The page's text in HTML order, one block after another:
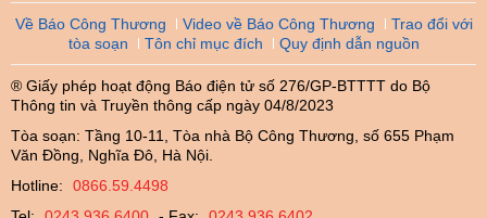
Về Báo Công Thương Video về Báo Công Thương
Trao đổi với
tòa soạn
Tôn chỉ mục đích Quy định dẫn nguồn
® Giấy phép hoạt động Báo điện tử số 276/GP-BTTTT do Bộ
Thông tin và Truyền thông cấp ngày 04/8/2023
Tòa soạn: Tầng 10-11, Tòa nhà Bộ Công Thương, số 655 Phạm
Văn Đồng, Nghĩa Đô, Hà Nội.
Hotline:
0866.59.4498